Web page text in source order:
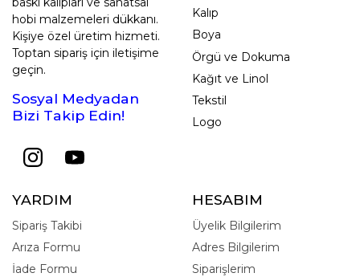
hobi malzemeleri dükkanı.
Kişiye özel üretim hizmeti.
Toptan sipariş için iletişime
geçin.
Sosyal Medyadan
Bizi Takip Edin!
Kalıp
Boya
Örgü ve Dokuma
Kağıt ve Linol
Tekstil
Logo
YARDIM
Sipariş Takibi
Arıza Formu
İade Formu
HESABIM
Üyelik Bilgilerim
Adres Bilgilerim
Siparişlerim